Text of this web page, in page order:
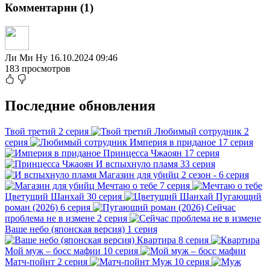
Комментарии (1)
Ли Ми Ну 16.10.2024 09:46
183 просмотров
Последние обновления
Твой третий 2 серия Любимый сотрудник 2
серия
Империя в приданое 17 серия
Принцесса Чжаоян 17 серия
И вспыхнуло пламя 33 серия
Магазин для убийц 2 сезон - 6 серия
Мечтаю о тебе 7 серия
Цветущий Шанхай 30 серия
Пугающий
роман (2026) 6 серия
Сейчас
проблема не в измене 2 серия
Ваше небо (японская версия) 1 серия
Квартира 8 серия
Мой муж – босс мафии 10 серия
Матч-пойнт 2 серия Муж 10 серия